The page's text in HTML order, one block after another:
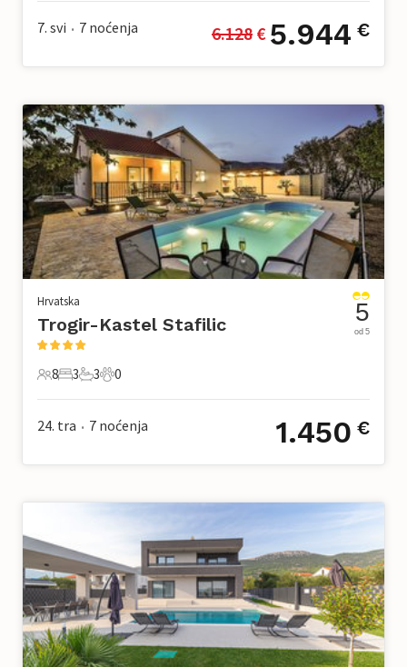
7. svi • 7 noćenja 6.128 € 5.944 €
Hrvatska
Trogir-Kastel Stafilic
8 Gosti
8
3 Spavaće sobe
3
3 Kupaonice
3
0 Kućni ljubimac
0
5
od 5
24. tra • 7 noćenja 1.450 €